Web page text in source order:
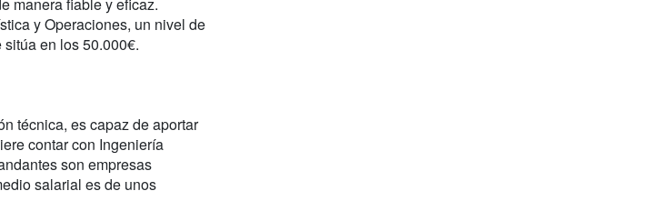
y Operaciones, un nivel de
en los 50.000€.
técnica, es capaz de aportar
contar con Ingeniería
son empresas
salarial es de unos